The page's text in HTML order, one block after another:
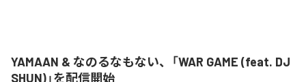
YAMAAN & なのるなもない、「WAR GAME (feat. DJ
SHUN)」を配信開始